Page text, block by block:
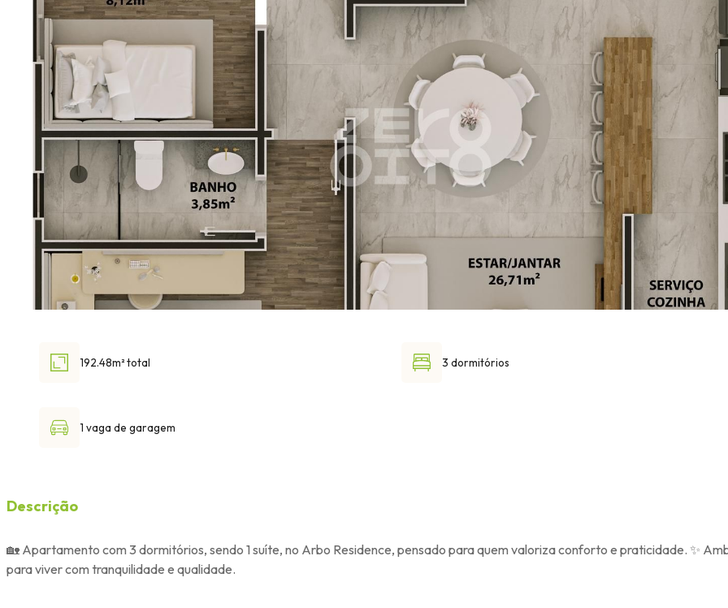
192.48m² total 3 dormitórios
1 vaga de garagem
Descrição
🏡 Apartamento com 3 dormitórios, sendo 1 suíte, no Arbo Residence, pensado para quem valoriza conforto e praticidade. ✨
para viver com tranquilidade e qualidade.